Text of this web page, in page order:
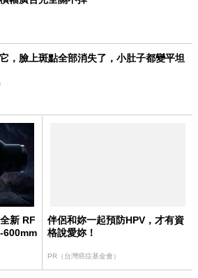
，臉上斑點全部消失了，小肚子都變平坦
新 RF
600mm
伴侶和妳一起預防HPV，才有資
格說愛妳！
PR（台灣癌症基金會）